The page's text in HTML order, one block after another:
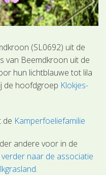
(SL0692) uit de
van Beemdkroon uit de
hun lichtblauwe tot lila
de hoofdgroep Klokjes-
de Kamperfoeliefamilie
andere voor in de
verder naar de associatie
.